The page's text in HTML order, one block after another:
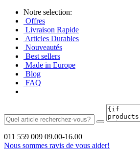
Notre selection:
Offres
Livraison Rapide
Articles Durables
Nouveautés
Best sellers
Made in Europe
Blog
FAQ
011 559 009 09.00-16.00
Nous sommes ravis de vous aider!